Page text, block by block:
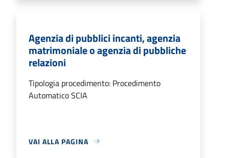
Agenzia di pubblici incanti, agenzia
matrimoniale o agenzia di pubbliche
relazioni
Tipologia procedimento: Procedimento
Automatico SCIA
VAI ALLA PAGINA